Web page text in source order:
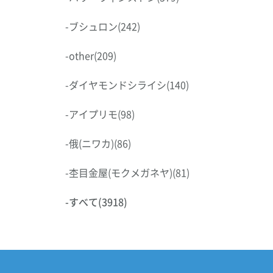
-ブシュロン(242)
-other(209)
-ダイヤモンドシライシ(140)
-アイプリモ(98)
-俄(ニワカ)(86)
-杢目金屋(モクメガネヤ)(81)
-すべて(3918)